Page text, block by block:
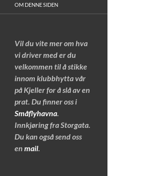
OM DENNE SIDEN
Vil du vite mer om hva
vi driver med er du
velkommen til å stikke
innom klubbhytta vår
på Kjeller for å slå av en
prat. Du finner oss i
Småflyhavna.
Innkjøring fra Storgata.
Du kan også send oss
en mail.